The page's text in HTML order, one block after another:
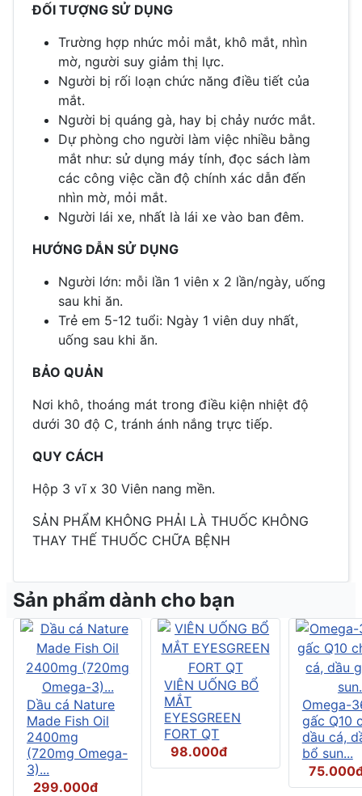
ĐỐI TƯỢNG SỬ DỤNG
Trường hợp nhức mỏi mắt, khô mắt, nhìn
mờ, người suy giảm thị lực.
Người bị rối loạn chức năng điều tiết của
mắt.
Người bị quáng gà, hay bị chảy nước mắt.
Dự phòng cho người làm việc nhiều bằng
mắt như: sử dụng máy tính, đọc sách làm
các công việc cần độ chính xác dẫn đến
nhìn mờ, mỏi mắt.
Người lái xe, nhất là lái xe vào ban đêm.
HƯỚNG DẪN SỬ DỤNG
Người lớn: mỗi lần 1 viên x 2 lần/ngày, uống
sau khi ăn.
Trẻ em 5-12 tuổi: Ngày 1 viên duy nhất,
uống sau khi ăn.
BẢO QUẢN
Nơi khô, thoáng mát trong điều kiện nhiệt độ
dưới 30 độ C, tránh ánh nắng trực tiếp.
QUY CÁCH
Hộp 3 vĩ x 30 Viên nang mền.
SẢN PHẨM KHÔNG PHẢI LÀ THUỐC KHÔNG
THAY THẾ THUỐC CHỮA BỆNH
Sản phẩm dành cho bạn
Dầu cá Nature
Made Fish Oil
2400mg
(720mg Omega-
3)...
299.000đ
VIÊN UỐNG BỔ
MẮT
EYESGREEN
FORT QT
98.000đ
Omega-
gấc Q10
dầu cá,
bổ sun...